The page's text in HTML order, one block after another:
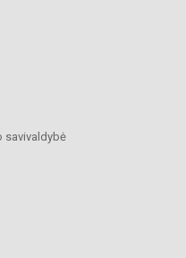
savivaldybė